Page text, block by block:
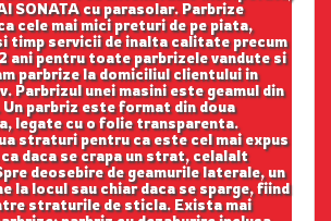
SONATA cu parasolar. Parbrize
cele mai mici preturi de pe piata,
timp servicii de inalta calitate precum
ani pentru toate parbrizele vandute si
parbrize la domiciliul clientului in
Parbrizul unei masini este geamul din
parbriz este format din doua
legate cu o folie transparenta.
straturi pentru ca este cel mai expus
daca se crapa un strat, celalalt
deosebire de geamurile laterale, un
la locul sau chiar daca se sparge, fiind
straturile de sticla. Exista mai